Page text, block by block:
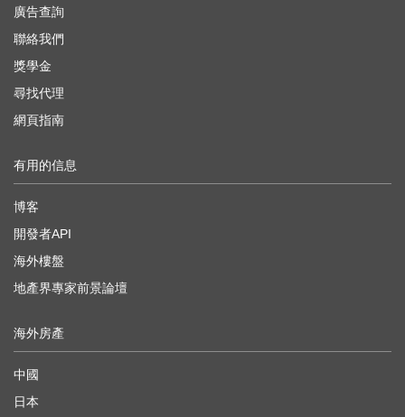
廣告查詢
聯絡我們
獎學金
尋找代理
網頁指南
有用的信息
博客
開發者API
海外樓盤
地產界專家前景論壇
海外房產
中國
日本